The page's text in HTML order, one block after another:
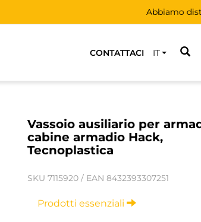
CONTATTACI IT
Vassoio ausiliario per
cabine armadio Hack,
Tecnoplastica
SKU 7115920 / EAN 8432393307251
Prodotti essenziali